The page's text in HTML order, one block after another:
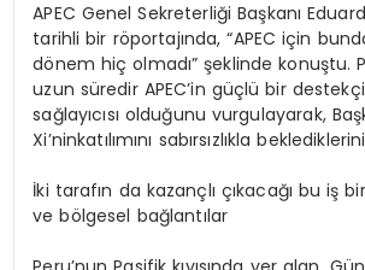
APEC Genel Sekreterliği Başkanı
tarihli bir röportajında, “APEC için
dönem hiç olmadı” şeklinde konuştu.
uzun süredir APEC’in güçlü bir
sağlayıcısı olduğunu vurgulayarak,
Xi’ninkatılımını sabırsızlıkla
İki tarafın da kazançlı çıkacağı bu iş
ve bölgesel bağlantılar